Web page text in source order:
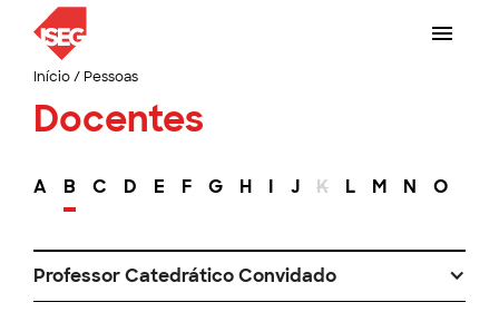
Início/ Pessoas
Docentes
A B C D E F G H I J K L M N O
Professor Catedrático Convidado